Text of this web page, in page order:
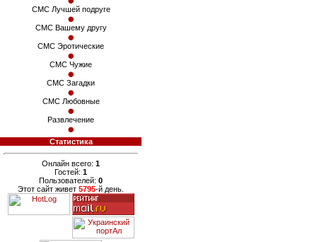
СМС Лучшей подруге
СМС Вашему другу
СМС Эротические
СМС Чужие
СМС Загадки
СМС Любовные
Развлечение
Статистика
Онлайн всего: 1
Гостей: 1
Пользователей: 0
Этот сайт живет 5795-й день.